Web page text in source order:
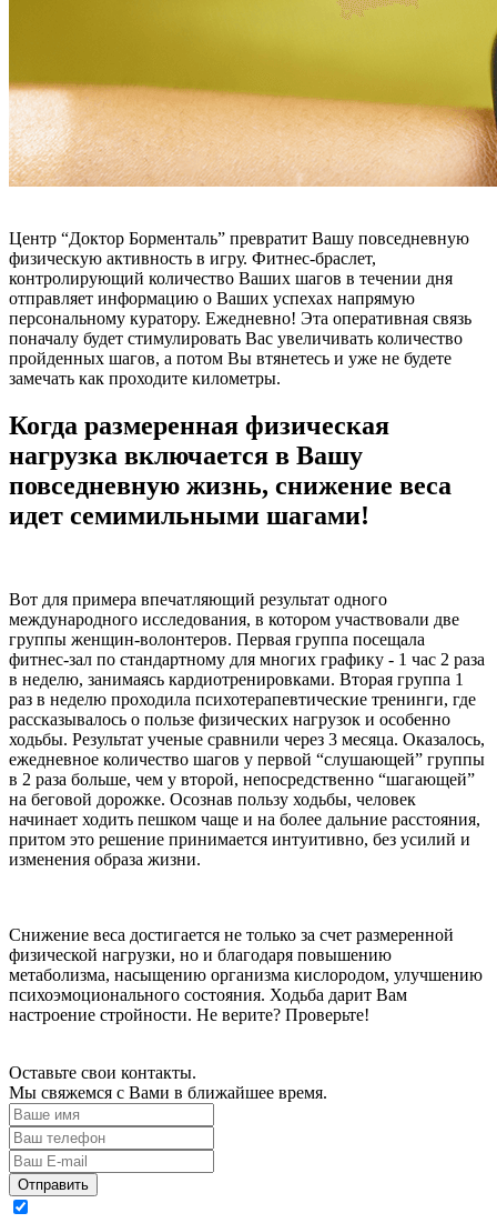
Центр “Доктор Борменталь” превратит Вашу повседневную
физическую активность в игру. Фитнес-браслет,
контролирующий количество Ваших шагов в течении дня
отправляет информацию о Ваших успехах напрямую
персональному куратору. Ежедневно! Эта оперативная связь
поначалу будет стимулировать Вас увеличивать количество
пройденных шагов, а потом Вы втянетесь и уже не будете
замечать как проходите километры.
Когда размеренная физическая
нагрузка включается в Вашу
повседневную жизнь, снижение веса
идет семимильными шагами!
Вот для примера впечатляющий результат одного
международного исследования, в котором участвовали две
группы женщин-волонтеров. Первая группа посещала
фитнес-зал по стандартному для многих графику - 1 час 2 раза
в неделю, занимаясь кардиотренировками. Вторая группа 1
раз в неделю проходила психотерапевтические тренинги, где
рассказывалось о пользе физических нагрузок и особенно
ходьбы. Результат ученые сравнили через 3 месяца. Оказалось,
ежедневное количество шагов у первой “слушающей” группы
в 2 раза больше, чем у второй, непосредственно “шагающей”
на беговой дорожке. Осознав пользу ходьбы, человек
начинает ходить пешком чаще и на более дальние расстояния,
притом это решение принимается интуитивно, без усилий и
изменения образа жизни.
Снижение веса достигается не только за счет размеренной
физической нагрузки, но и благодаря повышению
метаболизма, насыщению организма кислородом, улучшению
психоэмоционального состояния. Ходьба дарит Вам
настроение стройности. Не верите? Проверьте!
Оставьте свои контакты.
Мы свяжемся с Вами в ближайшее время.
Отправить